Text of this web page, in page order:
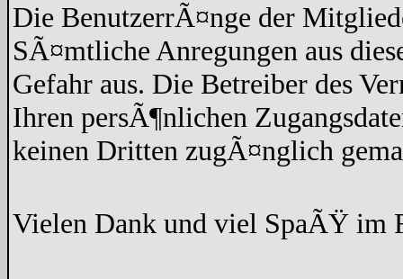
Die BenutzerrÃ¤nge der
SÃ¤mtliche Anregungen aus
Gefahr aus. Die Betreiber des
Ihren persÃ¶nlichen
keinen Dritten zugÃ¤nglich
Vielen Dank und viel SpaÃŸ im